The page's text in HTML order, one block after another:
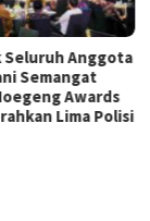
Seluruh Anggota
Semangat
Awards
Lima Polisi